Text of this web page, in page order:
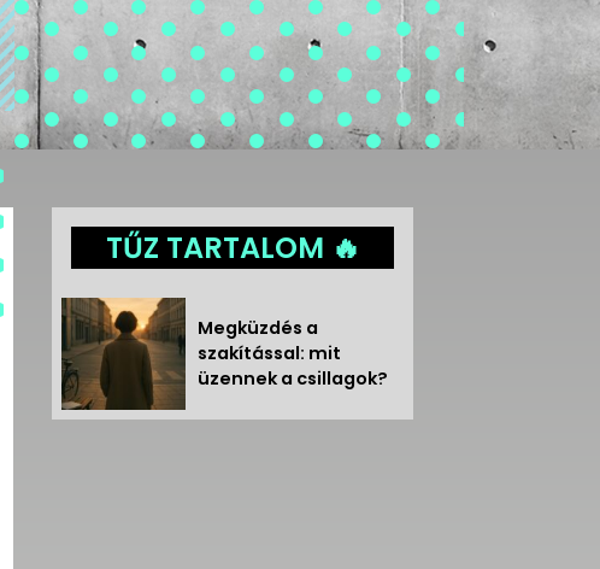
TŰZ TARTALOM 🔥
Megküzdés a
szakítással: mit
üzennek a csillagok?